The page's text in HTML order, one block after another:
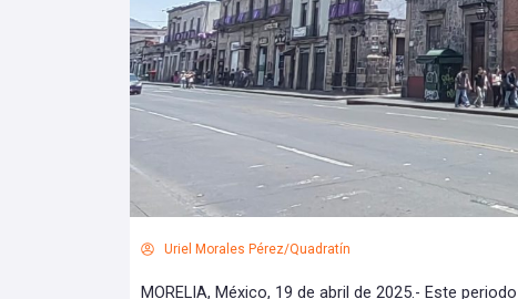
Uriel Morales Pérez/Quadratín
MORELIA, México, 19 de abril de 2025.- Este